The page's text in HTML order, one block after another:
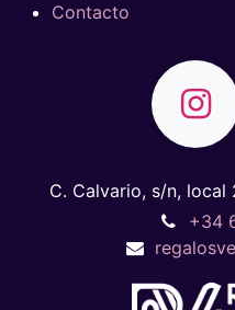
Contacto
C. Calvario, s/n, local
+34